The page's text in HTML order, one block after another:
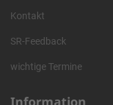
Kontakt
SR-Feedback
wichtige Termine
Information